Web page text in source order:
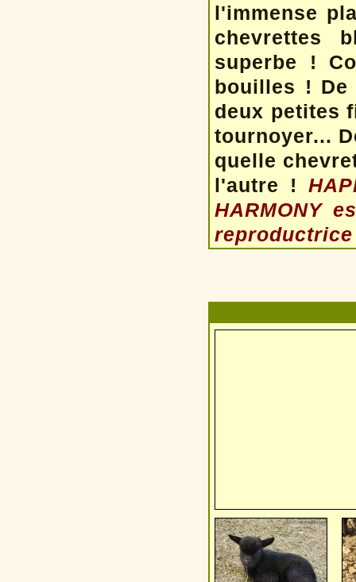
l'immense
chevrettes
superbe !
bouilles !
deux petites
tournoyer...
quelle
l'autre !
HARMONY
reproductrice